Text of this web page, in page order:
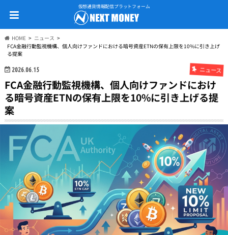
仮想通貨情報配信プラットフォーム
HOME
ニュース
FCA金融行動監視機構、個人向けファンドにおける暗号資産ETNの保有上限を10%に引き上げ
る提案
2026.06.15 ニュース
FCA金融行動監視機構、個人向けファンドにおけ
る暗号資産ETNの保有上限を10%に引き上げる提
案